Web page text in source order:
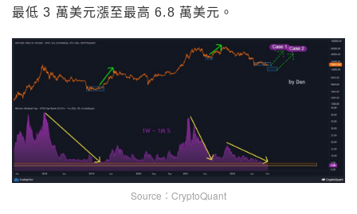
最低 3 萬美元漲至最高 6.8 萬美元。
Source：CryptoQuant